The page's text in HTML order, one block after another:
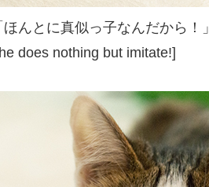
んとに真似っ子なんだから！」
does nothing but imitate!]